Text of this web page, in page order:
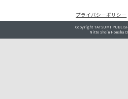
プライバシーポリシー
Copyright TATSUMI
Nitto Shoin Honsha